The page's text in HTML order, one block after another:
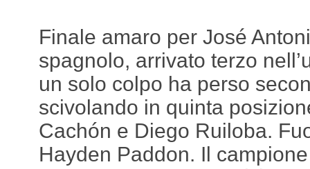
Finale amaro per José
spagnolo, arrivato terzo
un solo colpo ha perso
scivolando in quinta
Cachón e Diego Ruiloba.
Hayden Paddon. Il